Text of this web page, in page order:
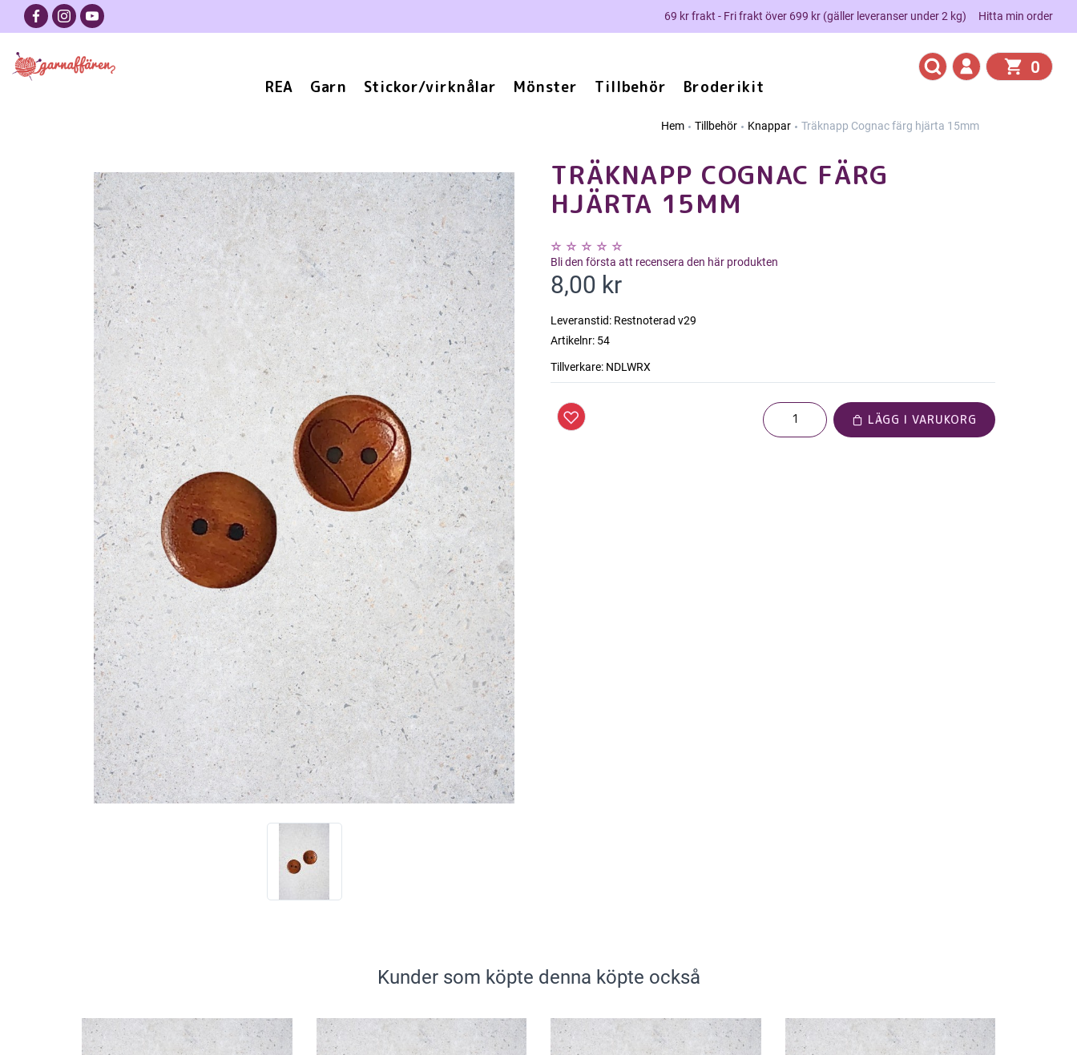
69 kr frakt - Fri frakt över 699 kr (gäller leveranser under 2 kg) Hitta min order
REA Garn Stickor/virknålar Mönster Tillbehör Broderikit
0
Hem Tillbehör Knappar Träknapp Cognac färg hjärta 15mm
TRÄKNAPP COGNAC FÄRG
HJÄRTA 15MM
Bli den första att recensera den här produkten
8,00 kr
Leveranstid: Restnoterad v29
Artikelnr: 54
Tillverkare: NDLWRX
LÄGG I VARUKORG
Kunder som köpte denna köpte också